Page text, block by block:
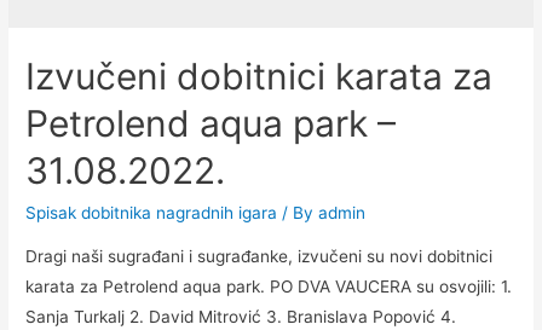
Izvučeni dobitnici karata za
Petrolend aqua park –
31.08.2022.
Spisak dobitnika nagradnih igara / Byadmin
Dragi naši sugrađani i sugrađanke, izvučeni su novi dobitnici
karata za Petrolend aqua park. PO DVA VAUCERA su osvojili: 1.
Sanja Turkalj 2. David Mitrović 3. Branislava Popović 4.